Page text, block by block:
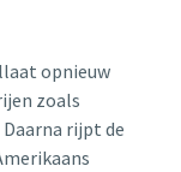
opnieuw
zoals
rijpt de